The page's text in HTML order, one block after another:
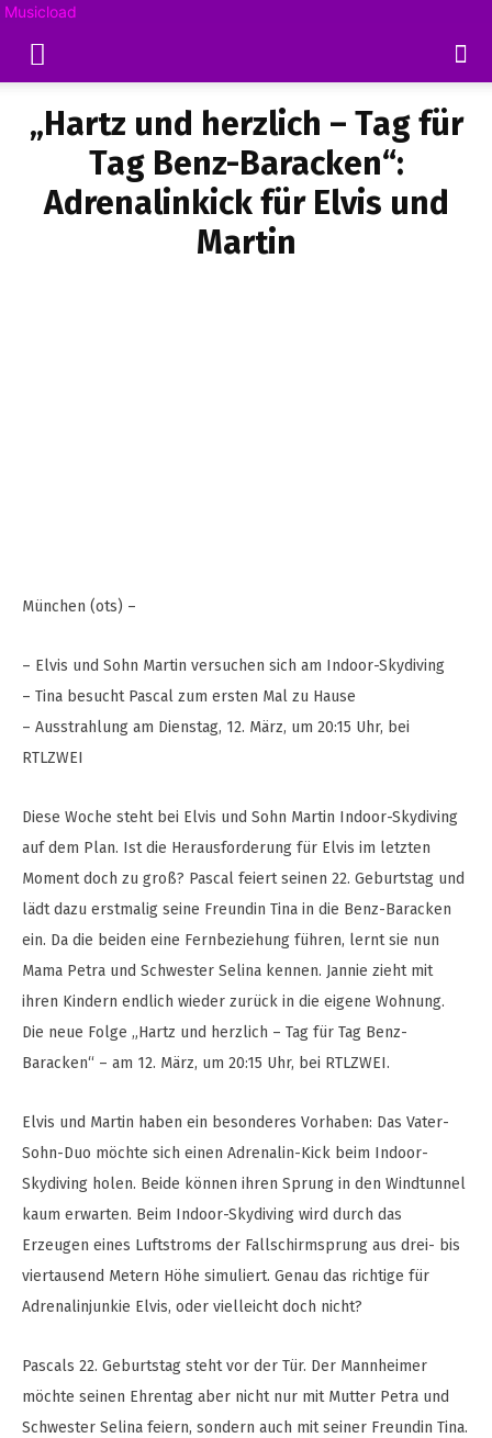
Musicload
„Hartz und herzlich – Tag für
Tag Benz-Baracken“:
Adrenalinkick für Elvis und
Martin
München (ots) –
– Elvis und Sohn Martin versuchen sich am Indoor-Skydiving
– Tina besucht Pascal zum ersten Mal zu Hause
– Ausstrahlung am Dienstag, 12. März, um 20:15 Uhr, bei
RTLZWEI
Diese Woche steht bei Elvis und Sohn Martin Indoor-Skydiving
auf dem Plan. Ist die Herausforderung für Elvis im letzten
Moment doch zu groß? Pascal feiert seinen 22. Geburtstag und
lädt dazu erstmalig seine Freundin Tina in die Benz-Baracken
ein. Da die beiden eine Fernbeziehung führen, lernt sie nun
Mama Petra und Schwester Selina kennen. Jannie zieht mit
ihren Kindern endlich wieder zurück in die eigene Wohnung.
Die neue Folge „Hartz und herzlich – Tag für Tag Benz-
Baracken“ – am 12. März, um 20:15 Uhr, bei RTLZWEI.
Elvis und Martin haben ein besonderes Vorhaben: Das Vater-
Sohn-Duo möchte sich einen Adrenalin-Kick beim Indoor-
Skydiving holen. Beide können ihren Sprung in den Windtunnel
kaum erwarten. Beim Indoor-Skydiving wird durch das
Erzeugen eines Luftstroms der Fallschirmsprung aus drei- bis
viertausend Metern Höhe simuliert. Genau das richtige für
Adrenalinjunkie Elvis, oder vielleicht doch nicht?
Pascals 22. Geburtstag steht vor der Tür. Der Mannheimer
möchte seinen Ehrentag aber nicht nur mit Mutter Petra und
Schwester Selina feiern, sondern auch mit seiner Freundin Tina.